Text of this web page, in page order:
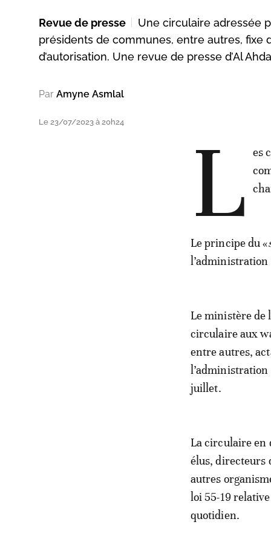
Revue de presse
Une circulaire adressée
présidents de communes, entre autres,
d’autorisation. Une revue de presse d’Al
Par Amyne Asmlal
Le 23/07/2023 à 20h24 L
es
Le principe du «
l’administration
Le ministère de
circulaire aux
entre autres,
juillet.
La circulaire en
élus, directeurs
autres
loi 55-19
quotidien.